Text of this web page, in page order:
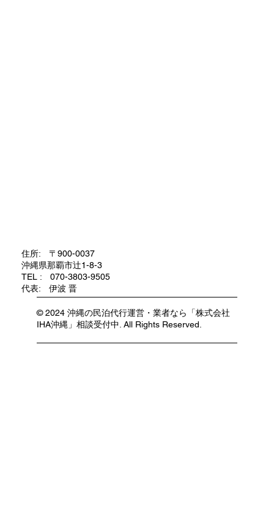
住所: 〒900-0037
沖縄県那覇市辻1-8-3
TEL : 070-3803-9505
代表: 伊波 晋
© 2024 沖縄の民泊代行運営・業者なら「株式会社
IHA沖縄」相談受付中. All Rights Reserved.